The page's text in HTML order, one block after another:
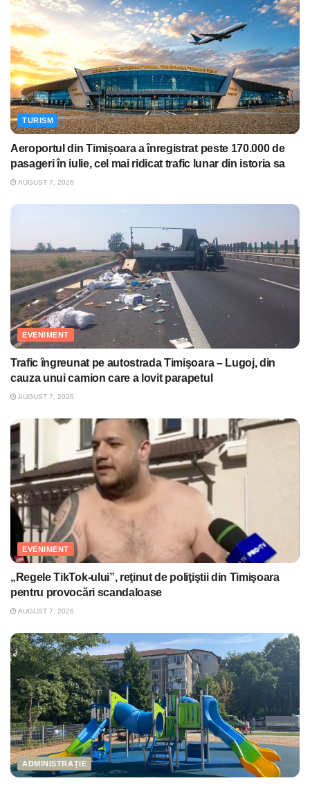
TURISM
Aeroportul din Timișoara a înregistrat peste 170.000 de
pasageri în iulie, cel mai ridicat trafic lunar din istoria sa
AUGUST 7, 2026
EVENIMENT
Trafic îngreunat pe autostrada Timişoara – Lugoj, din
cauza unui camion care a lovit parapetul
AUGUST 7, 2026
EVENIMENT
„Regele TikTok-ului”, reţinut de poliţiştii din Timişoara
pentru provocări scandaloase
AUGUST 7, 2026
ADMINISTRAȚIE